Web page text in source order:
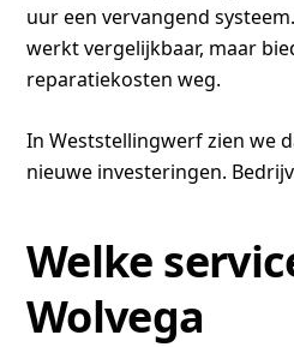
uur een vervangend
werkt vergelijkbaar, maar
reparatiekosten weg.
In Weststellingwerf zien we
nieuwe investeringen.
Welke
Wolvega